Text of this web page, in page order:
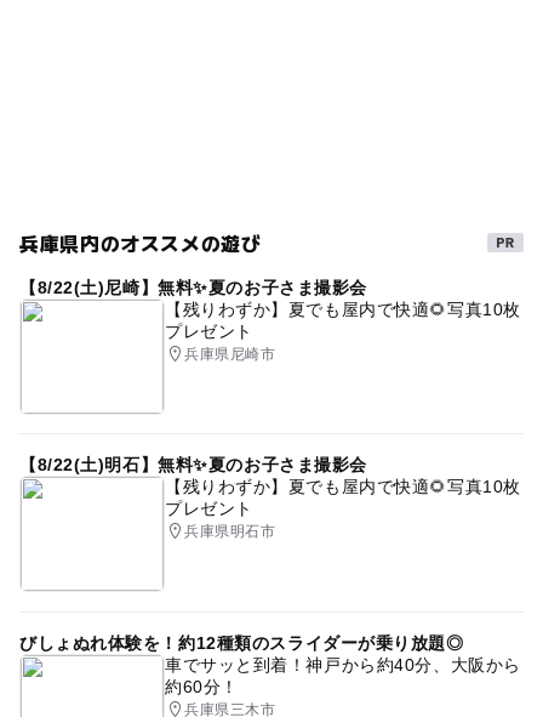
スノーストライダー レンタルあり 天気ライブカメラ
ソリ遊び 旅行 キッズスクール
ハチ北高原・おじろ 雪そり遊び2025-2026
兵庫県内のオススメの遊び
【8/22(土)尼崎】無料✨夏のお子さま撮影会
【残りわずか】夏でも屋内で快適🌻写真10枚
プレゼント
兵庫県尼崎市
【8/22(土)明石】無料✨夏のお子さま撮影会
【残りわずか】夏でも屋内で快適🌻写真10枚
プレゼント
兵庫県明石市
びしょぬれ体験を！約12種類のスライダーが乗り放題◎
車でサッと到着！神戸から約40分、大阪から
約60分！
兵庫県三木市